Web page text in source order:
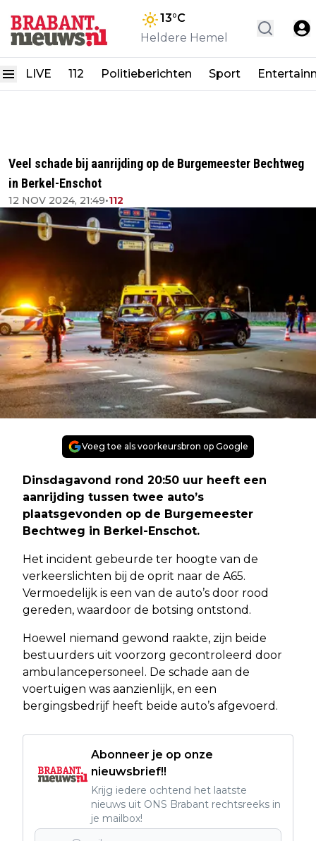
13°C
Heldere Hemel
LIVE 112 Politieberichten Sport
Veel schade bij aanrijding op de Burgemeester Bechtweg
in Berkel-Enschot
12 NOV 2024, 21:49•112
Voeg toe als voorkeursbron op Google
Dinsdagavond rond 20:50 uur heeft een
aanrijding tussen twee auto’s
plaatsgevonden op de Burgemeester
Bechtweg in Berkel-Enschot.
Het incident gebeurde ter hoogte van de
verkeerslichten bij de oprit naar de A65.
Vermoedelijk is een van de auto’s door rood
gereden, waardoor de botsing ontstond.
Hoewel niemand gewond raakte, zijn beide
bestuurders uit voorzorg gecontroleerd door
ambulancepersoneel. De schade aan de
voertuigen was aanzienlijk, en een
bergingsbedrijf heeft beide auto’s afgevoerd.
Abonneer je op onze
nieuwsbrief!!
Krijg iedere ochtend het laatste
nieuws uit ONS Brabant rechtsreeks in
je mailbox!